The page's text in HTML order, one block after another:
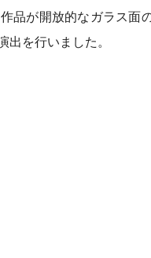
品が開放的なガラス面
出を行いました。